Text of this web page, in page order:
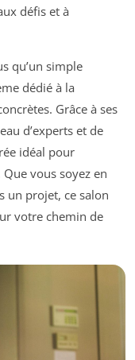
défis et à
qu’un simple
dédié à la
Grâce à ses
d’experts et de
idéal pour
Que vous soyez en
un projet, ce salon
votre chemin de